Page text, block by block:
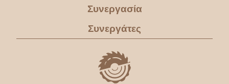
Συνεργασία
Συνεργάτες